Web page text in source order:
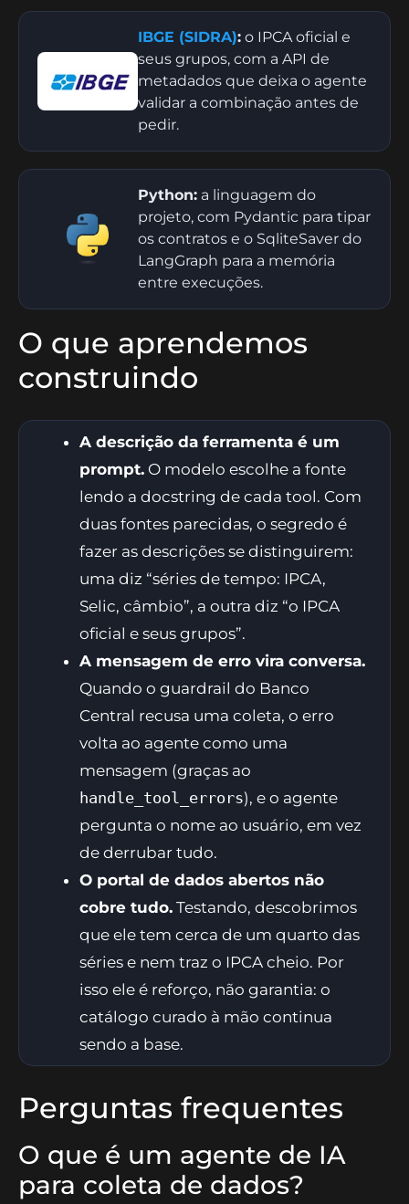
IBGE (SIDRA): o IPCA oficial e
seus grupos, com a API de
metadados que deixa o agente
validar a combinação antes de
pedir.
Python: a linguagem do
projeto, com Pydantic para tipar
os contratos e o SqliteSaver do
LangGraph para a memória
entre execuções.
O que aprendemos
construindo
A descrição da ferramenta é um
prompt. O modelo escolhe a fonte
lendo a docstring de cada tool. Com
duas fontes parecidas, o segredo é
fazer as descrições se distinguirem:
uma diz “séries de tempo: IPCA,
Selic, câmbio”, a outra diz “o IPCA
oficial e seus grupos”.
A mensagem de erro vira conversa.
Quando o guardrail do Banco
Central recusa uma coleta, o erro
volta ao agente como uma
mensagem (graças ao
handle_tool_errors), e o agente
pergunta o nome ao usuário, em vez
de derrubar tudo.
O portal de dados abertos não
cobre tudo. Testando, descobrimos
que ele tem cerca de um quarto das
séries e nem traz o IPCA cheio. Por
isso ele é reforço, não garantia: o
catálogo curado à mão continua
sendo a base.
Perguntas frequentes
O que é um agente de IA
para coleta de dados?